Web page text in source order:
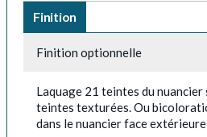
Finition
Finition optionnelle
Laquage 21 teintes du
teintes texturées. Ou
dans le nuancier face